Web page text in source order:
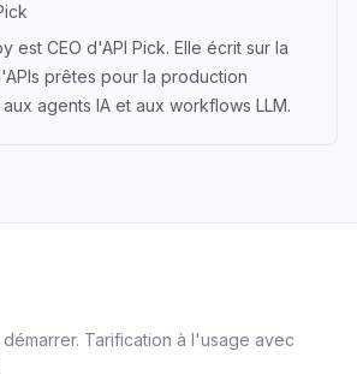
est CEO d'API Pick. Elle écrit sur la
prêtes pour la production
agents IA et aux workflows LLM.
Tarification à l'usage avec